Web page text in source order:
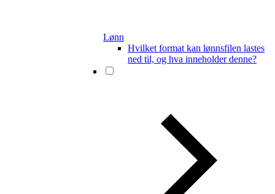
Lønn
Hvilket format kan lønnsfilen lastes
ned til, og hva inneholder denne?